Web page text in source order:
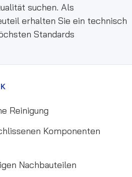
suchen. Als
erhalten Sie ein technisch
Standards
Reinigung
Komponenten
Nachbauteilen